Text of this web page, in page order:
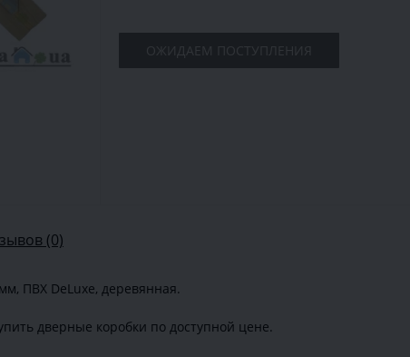
ОЖИДАЕМ ПОСТУПЛЕНИЯ
(0)
ПВХ DeLuxe, деревянная.
дверные коробки по доступной цене.